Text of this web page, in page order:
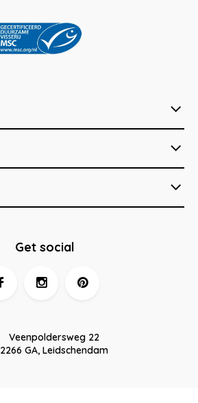
Veenpoldersweg 22
2266 GA, Leidschendam
Get social